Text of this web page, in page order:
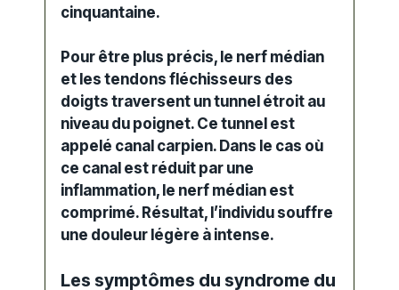
cinquantaine.
Pour être plus précis, le nerf médian
et les tendons fléchisseurs des
doigts traversent un tunnel étroit au
niveau du poignet. Ce tunnel est
appelé canal carpien. Dans le cas où
ce canal est réduit par une
inflammation, le nerf médian est
comprimé. Résultat, l’individu souffre
une douleur légère à intense.
Les symptômes du syndrome du